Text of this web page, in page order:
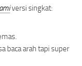
versi singkat:
baca arah tapi super